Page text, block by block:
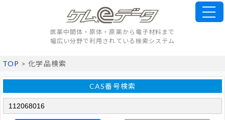
医薬中間体・原体・原薬から電子材料まで
幅広い分野で利用されている検索システム
TOP > 化学品検索
CAS番号検索